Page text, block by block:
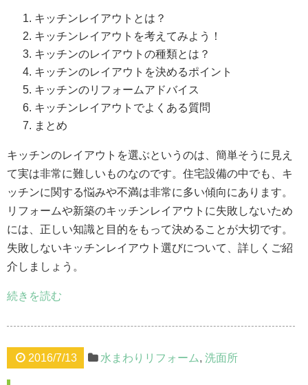
キッチンレイアウトとは？
キッチンレイアウトを考えてみよう！
キッチンのレイアウトの種類とは？
キッチンのレイアウトを決めるポイント
キッチンのリフォームアドバイス
キッチンレイアウトでよくある質問
まとめ
キッチンのレイアウトを選ぶというのは、簡単そうに見え
て実は非常に難しいものなのです。住宅設備の中でも、キ
ッチンに関する悩みや不満は非常に多い傾向にあります。
リフォームや新築のキッチンレイアウトに失敗しないため
には、正しい知識と目的をもって決めることが大切です。
失敗しないキッチンレイアウト選びについて、詳しくご紹
介しましょう。
続きを読む
2016/7/13 水まわりリフォーム,洗面所